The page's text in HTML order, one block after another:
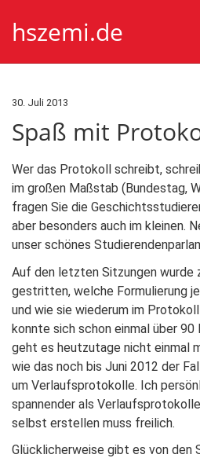
hszemi.de
30. Juli 2013
Spaß mit
Wer das Protokoll schreibt,
im großen Maßstab (Bundestag,
fragen Sie die
aber besonders auch im kleinen.
unser schönes
Auf den letzten Sitzungen wurde
gestritten, welche Formulierung
und wie sie wiederum im
konnte sich schon einmal über 90
geht es heutzutage nicht einmal
wie das noch bis Juni 2012 der
um Verlaufsprotokolle. Ich
spannender als
selbst erstellen muss freilich.
Glücklicherweise gibt es von den